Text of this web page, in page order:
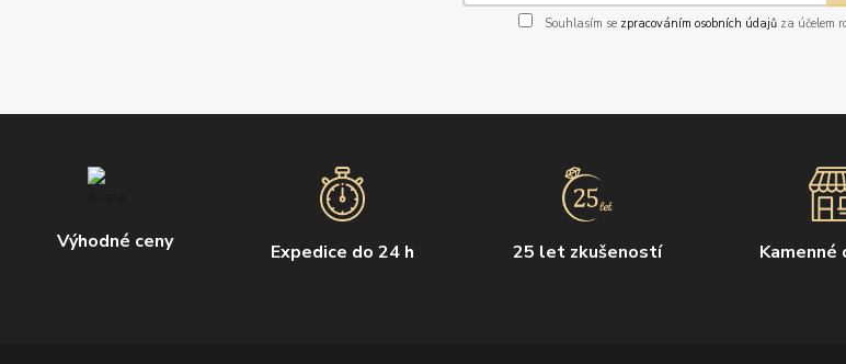
Souhlasím se zpracováním osobních údajůza účelem
Výhodné ceny Expedice do 24 h 25 let zkušeností Kamenné